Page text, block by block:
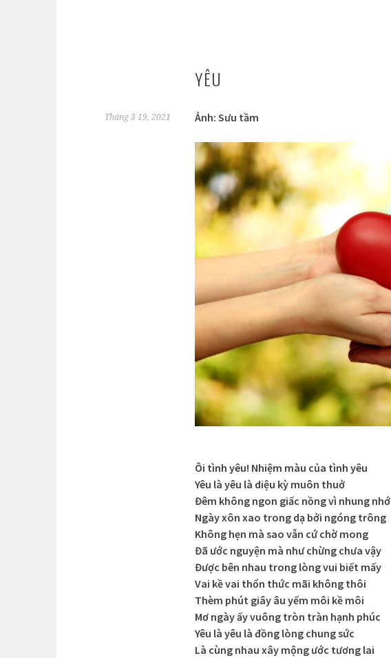
YÊU
Tháng 3 19, 2021 Ảnh: Sưu tầm
Ôi tình yêu! Nhiệm màu của tình yêu
Yêu là yêu là diệu kỳ muôn thuở
Đêm không ngon giấc nồng vì nhung nhớ
Ngày xôn xao trong dạ bởi ngóng trông
Không hẹn mà sao vẫn cứ chờ mong
Đã ước nguyện mà như chừng chưa vậy
Được bên nhau trong lòng vui biết mấy
Vai kề vai thổn thức mãi không thôi
Thèm phút giây âu yếm môi kề môi
Mơ ngày ấy vuông tròn tràn hạnh phúc
Yêu là yêu là đồng lòng chung sức
Là cùng nhau xây mộng ước tương lai